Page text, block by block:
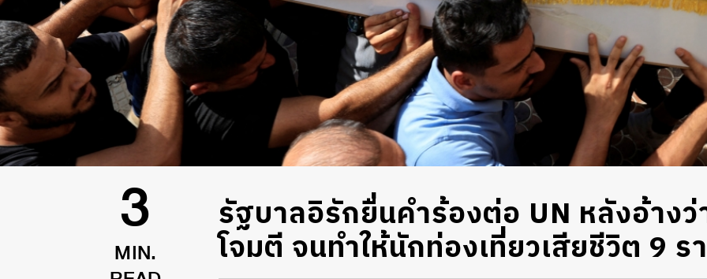
3
MIN.
รัฐบาลอิรักยื่นคำร้องต่อ UN หลังอ้าง
โจมตี จนทำให้นักท่องเที่ยวเสียชีวิต 9 ร